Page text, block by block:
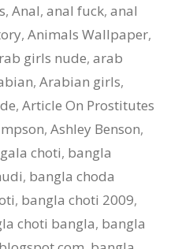
, Anal, anal fuck, anal
, Animals Wallpaper,
girls nude, arab
, Arabian girls,
, Article On Prostitutes
, Ashley Benson,
choti, bangla
, bangla choda
, bangla choti 2009,
choti bangla, bangla